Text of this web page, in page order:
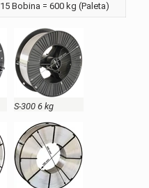
15 Bobina = 600 kg (Paleta)
S-300 6 kg